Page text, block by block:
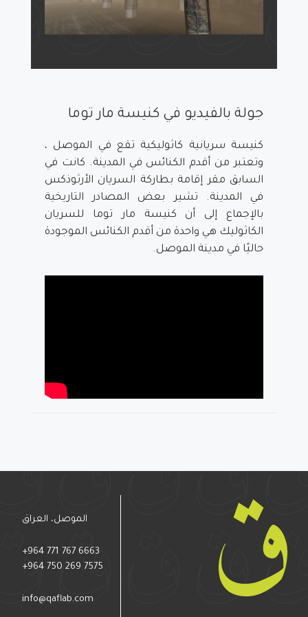
جولة بالفيديو في كنيسة مار توما
كنيسة سريانية كاثوليكية تقع في الموصل ،
وتعتبر من أقدم الكنائس في المدينة. كانت في
السابق مقر إقامة بطاركة السريان الأرثوذكس
في المدينة. تشير بعض المصادر التاريخية
بالإجماع إلى أن كنيسة مار توما للسريان
الكاثوليك هي واحدة من أقدم الكنائس الموجودة
حاليًا في مدينة الموصل.
الموصل، العراق
+964 771 767 6663
+964 750 269 7575
info@qaflab.com